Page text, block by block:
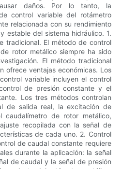
daños. Por lo tanto, la
control variable del rotámetro
relacionada con su rendimiento
estable del sistema hidráulico. 1.
tradicional. El método de control
rotor metálico siempre ha sido
El método tradicional
ofrece ventajas económicas. Los
variable incluyen el control
de presión constante y el
Los tres métodos controlan
de salida real, la excitación de
de rotor metálico,
recopilada con la señal de
de cada uno. 2. Control
de caudal constante requiere
durante la aplicación: la señal
de caudal y la señal de presión